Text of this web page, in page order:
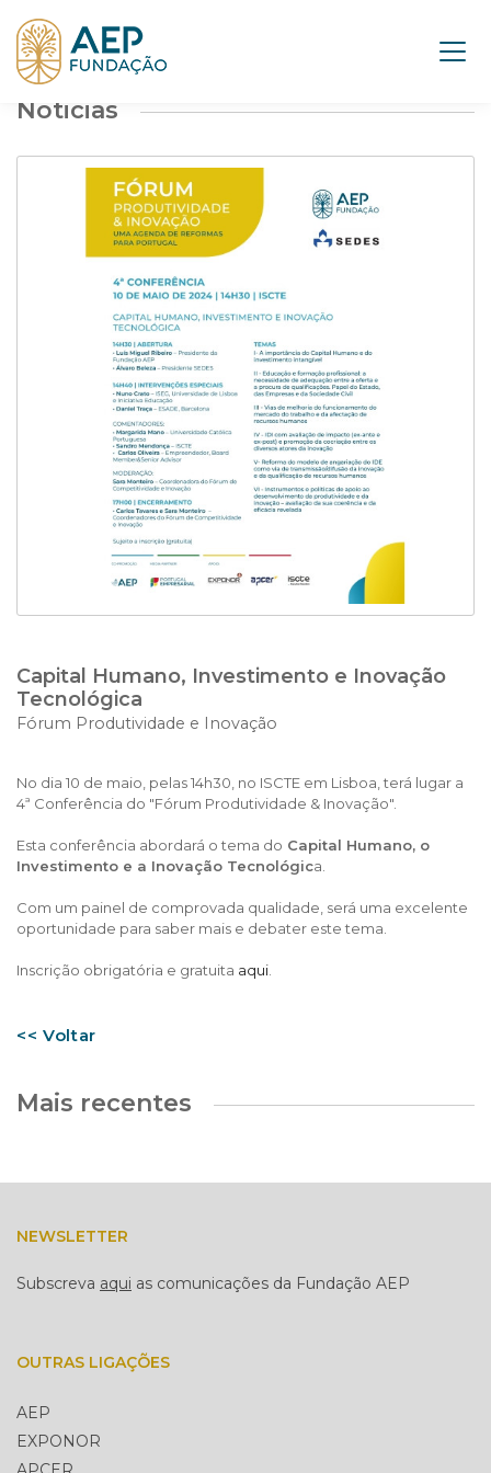
Noticias
Capital Humano, Investimento e Inovação
Tecnológica
Fórum Produtividade e Inovação
No dia 10 de maio, pelas 14h30, no ISCTE em Lisboa, terá lugar a
4ª Conferência do "Fórum Produtividade & Inovação".
Esta conferência abordará o tema do Capital Humano, o
Investimento e a Inovação Tecnológica.
Com um painel de comprovada qualidade, será uma excelente
oportunidade para saber mais e debater este tema.
Inscrição obrigatória e gratuita aqui
<< Voltar
Mais recentes
NEWSLETTER
Subscreva aqui as comunicações da Fundação AEP
OUTRAS LIGAÇÕES
AEP
EXPONOR